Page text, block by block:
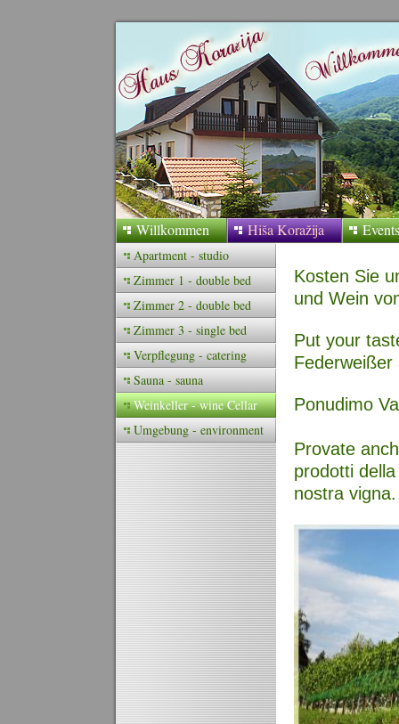
Willkommen Hiša Koražija Events
Apartment - studio
Zimmer 1 - double bed
Zimmer 2 - double bed
Zimmer 3 - single bed
Verpflegung - catering
Sauna - sauna
Weinkeller - wine Cellar
Umgebung - environment
Kosten Sie
und Wein
Put your
Ponudimo
Provate
prodotti della
nostra vigna.